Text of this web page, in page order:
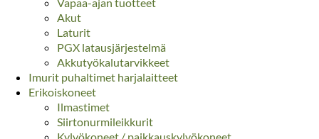
Vapaa-ajan tuotteet
Akut
Laturit
PGX latausjärjestelmä
Akkutyökalutarvikkeet
Imurit puhaltimet harjalaitteet
Erikoiskoneet
Ilmastimet
Siirtonurmileikkurit